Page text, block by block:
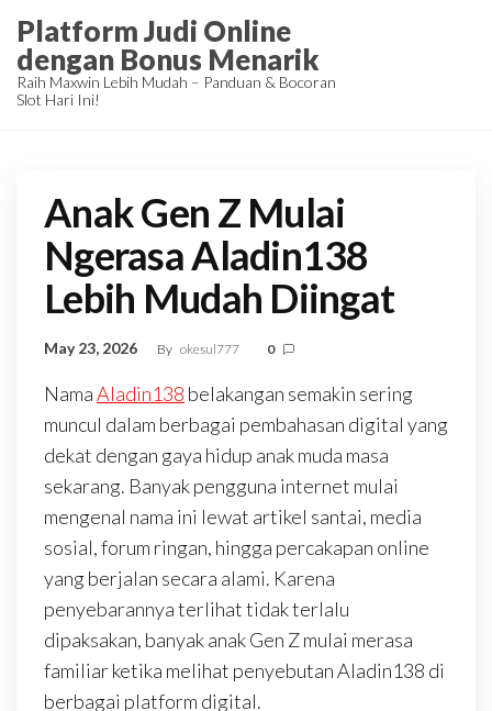
the
content
Platform Judi Online
dengan Bonus Menarik
Raih Maxwin Lebih Mudah – Panduan & Bocoran
Slot Hari Ini!
Anak Gen Z Mulai
Ngerasa Aladin138
Lebih Mudah Diingat
May 23, 2026 By okesul777 0
NamaAladin138 belakangan semakin sering
muncul dalam berbagai pembahasan digital yang
dekat dengan gaya hidup anak muda masa
sekarang. Banyak pengguna internet mulai
mengenal nama ini lewat artikel santai, media
sosial, forum ringan, hingga percakapan online
yang berjalan secara alami. Karena
penyebarannya terlihat tidak terlalu
dipaksakan, banyak anak Gen Z mulai merasa
familiar ketika melihat penyebutan Aladin138 di
berbagai platform digital.